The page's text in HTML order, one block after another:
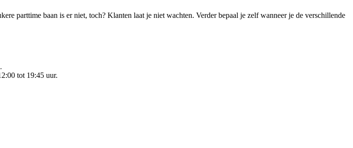
parttime baan is er niet, toch? Klanten laat je niet wachten. Verder bepaal je zelf wanneer je de verschillende
tot 19:45 uur.